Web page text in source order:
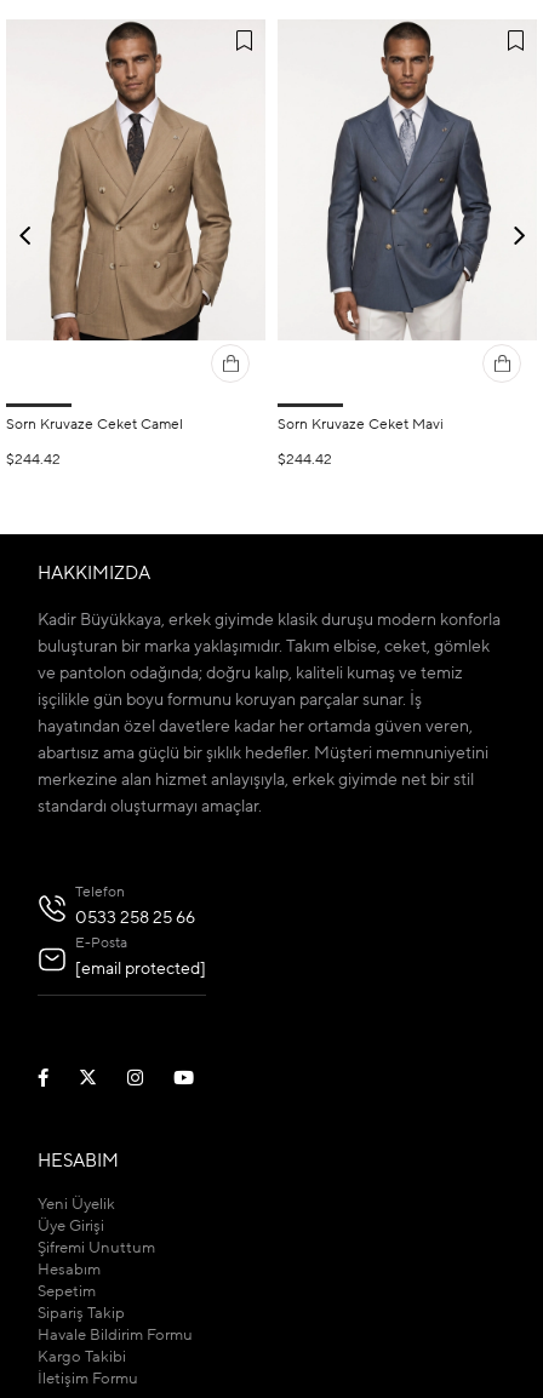
Sorn Kruvaze Ceket Camel
$244.42
Sorn Kruvaze Ceket Mavi
$244.42
HAKKIMIZDA
Kadir Büyükkaya, erkek giyimde klasik duruşu modern konforla
buluşturan bir marka yaklaşımıdır. Takım elbise, ceket, gömlek
ve pantolon odağında; doğru kalıp, kaliteli kumaş ve temiz
işçilikle gün boyu formunu koruyan parçalar sunar. İş
hayatından özel davetlere kadar her ortamda güven veren,
abartısız ama güçlü bir şıklık hedefler. Müşteri memnuniyetini
merkezine alan hizmet anlayışıyla, erkek giyimde net bir stil
standardı oluşturmayı amaçlar.
Telefon
0533 258 25 66
E-Posta
[email protected]
HESABIM
Yeni Üyelik
Üye Girişi
Şifremi Unuttum
Hesabım
Sepetim
Sipariş Takip
Havale Bildirim Formu
Kargo Takibi
İletişim Formu